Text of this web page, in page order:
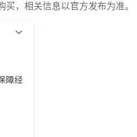
买，相关信息以官方发布为准。